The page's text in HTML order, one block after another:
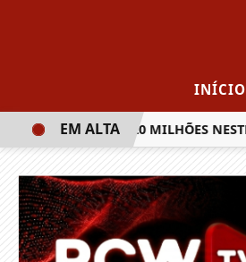
INÍCIO
DE R$ 20 MILHÕES NESTE
EM ALTA